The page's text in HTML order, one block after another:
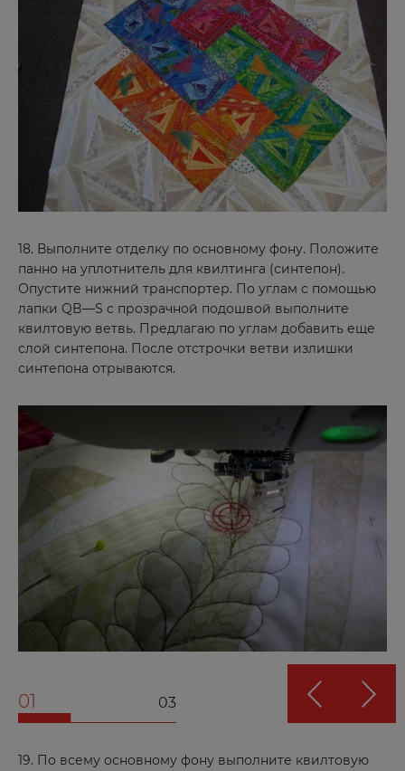
18. Выполните отделку по основному фону. Положите
панно на уплотнитель для квилтинга (синтепон).
Опустите нижний транспортер. По углам с помощью
лапки QB—S с прозрачной подошвой выполните
квилтовую ветвь. Предлагаю по углам добавить еще
слой синтепона. После отстрочки ветви излишки
синтепона отрываются.
01 03
19. По всему основному фону выполните квилтовую
Иваново
Ижевск
Избербаш
Иркутск
Й
Йошкар-Ола
К
Казань
Калининград
Калуга
Каменск-Уральский
Камызяк
Канск
Каспийск
Кемерово
Керчь
Кизилюрт
Кимры